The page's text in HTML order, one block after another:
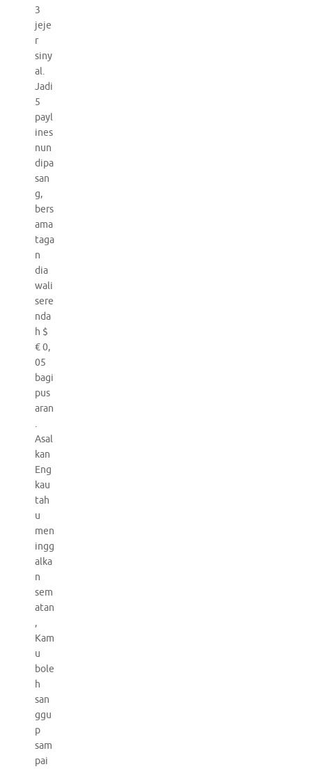
3
jeje
r
siny
al.
Jadi
5
payl
ines
nun
dipa
san
g,
bers
ama
taga
n
dia
wali
sere
nda
h $
€ 0,
05
bagi
pus
aran
.
Asal
kan
Eng
kau
tah
u
men
ingg
alka
n
sem
atan
,
Kam
u
bole
h
san
ggu
p
sam
pai